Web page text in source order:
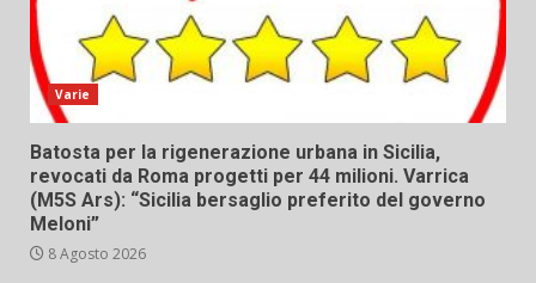
Varie
Batosta per la rigenerazione urbana in Sicilia,
revocati da Roma progetti per 44 milioni. Varrica
(M5S Ars): “Sicilia bersaglio preferito del governo
Meloni”
8 Agosto 2026